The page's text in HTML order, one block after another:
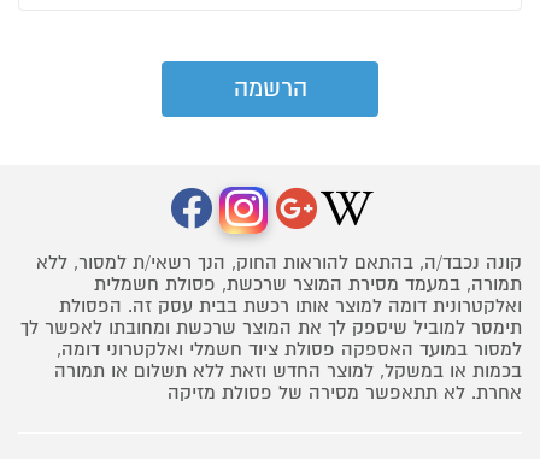
קונה נכבד/ה, בהתאם להוראות החוק, הנך רשאי/ת למסור, ללא
תמורה, במעמד מסירת המוצר שרכשת, פסולת חשמלית
ואלקטרונית דומה למוצר אותו רכשת בבית עסק זה. הפסולת
תימסר למוביל שיספק לך את המוצר שרכשת ומחובתו לאפשר לך
למסור במועד האספקה פסולת ציוד חשמלי ואלקטרוני דומה,
בכמות או במשקל, למוצר החדש וזאת ללא תשלום או תמורה
אחרת. לא תתאפשר מסירה של פסולת מזיקה